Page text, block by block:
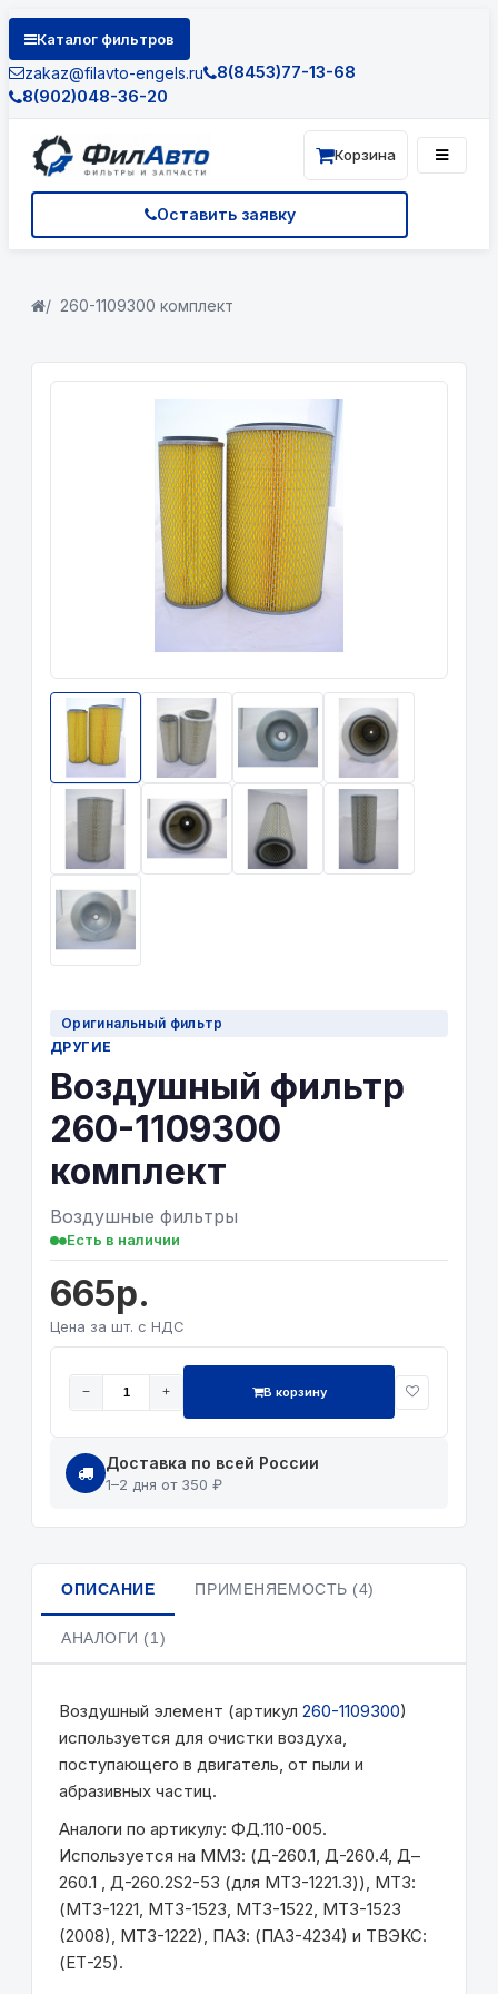
Каталог фильтров
zakaz@filavto-engels.ru
8(8453)77-13-68
8(902)048-36-20
Оставить заявку
Корзина
260-1109300 комплект
Оригинальный фильтр
ДРУГИЕ
Воздушный фильтр
260-1109300
комплект
Воздушные фильтры
Есть в наличии
665р.
Цена за шт. с НДС
− + В корзину
Доставка по всей России
1–2 дня от 350 ₽
ОПИСАНИЕ ПРИМЕНЯЕМОСТЬ (4)
АНАЛОГИ (1)
Воздушный элемент (артикул 260-1109300)
используется для очистки воздуха,
поступающего в двигатель, от пыли и
абразивных частиц.
Аналоги по артикулу: ФД.110-005.
Используется на ММЗ: (Д-260.1, Д-260.4, Д–
260.1 , Д-260.2S2-53 (для МТЗ-1221.3)), МТЗ:
(МТЗ-1221, МТЗ-1523, МТЗ-1522, МТЗ-1523
(2008), МТЗ-1222), ПАЗ: (ПАЗ-4234) и ТВЭКС:
(ЕТ-25).